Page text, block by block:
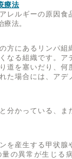
療法
レルギーの原因食
法。
方にあるリンパ組
なる組織です。ア
道を塞いだり、何
た場合には、アデ
分かっている、ま
を産生する甲状腺
の異常が生じる